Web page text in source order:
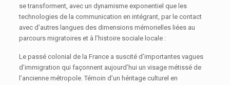
se transforment, avec un dynamisme exponentiel que les
technologies de la communication en intégrant, par le contact
avec d’autres langues des dimensions mémorielles liées au
parcours migratoires et à l’histoire sociale locale :
Le passé colonial de la France a suscité d’importantes vagues
d’immigration qui façonnent aujourd’hui un visage métissé de
l’ancienne métropole. Témoin d’un héritage culturel en